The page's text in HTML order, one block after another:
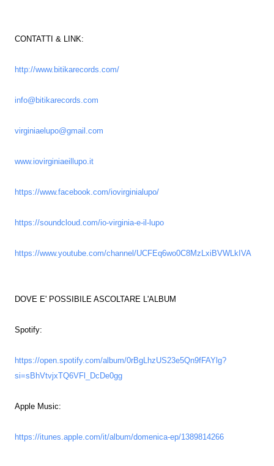
CONTATTI & LINK:
http://www.bitikarecords.com/
info@bitikarecords.com
virginiaelupo@gmail.com
www.iovirginiaeillupo.it
https://www.facebook.com/iovirginialupo/
https://soundcloud.com/io-virginia-e-il-lupo
https://www.youtube.com/channel/UCFEq6wo0C8MzLxiBVWLkIVA
DOVE E' POSSIBILE ASCOLTARE L'ALBUM
Spotify:
https://open.spotify.com/album/0rBgLhzUS23e5Qn9fFAYlg?
si=sBhVtvjxTQ6VFl_DcDe0gg
Apple Music:
https://itunes.apple.com/it/album/domenica-ep/1389814266